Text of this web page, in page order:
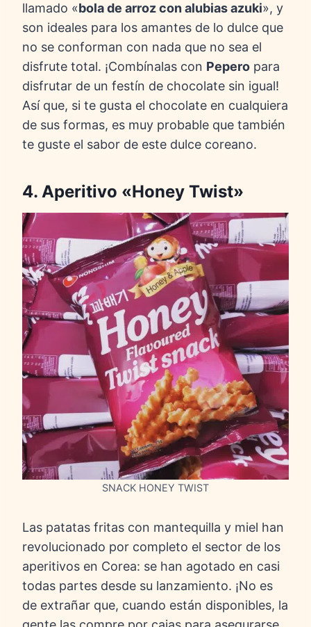
llamado «bola de arroz con alubias azuki», y
son ideales para los amantes de lo dulce que
no se conforman con nada que no sea el
disfrute total. ¡Combínalas con Pepero para
disfrutar de un festín de chocolate sin igual!
Así que, si te gusta el chocolate en cualquiera
de sus formas, es muy probable que también
te guste el sabor de este dulce coreano.
4. Aperitivo «Honey Twist»
SNACK HONEY TWIST
Las patatas fritas con mantequilla y miel han
revolucionado por completo el sector de los
aperitivos en Corea: se han agotado en casi
todas partes desde su lanzamiento. ¡No es
de extrañar que, cuando están disponibles, la